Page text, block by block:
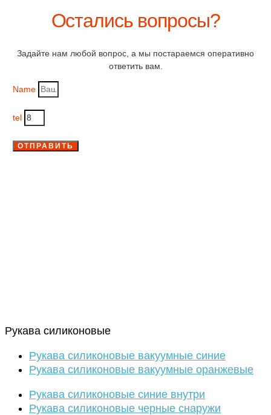
Остались вопросы?
Задайте нам любой вопрос, а мы постараемся оперативно
ответить вам.
Name
tel
ОТПРАВИТЬ
Рукава силиконовые
Рукава силиконовые вакуумные синие
Рукава силиконовые вакуумные оранжевые
Рукава силиконовые синие внутри
Рукава силиконовые черные снаружи